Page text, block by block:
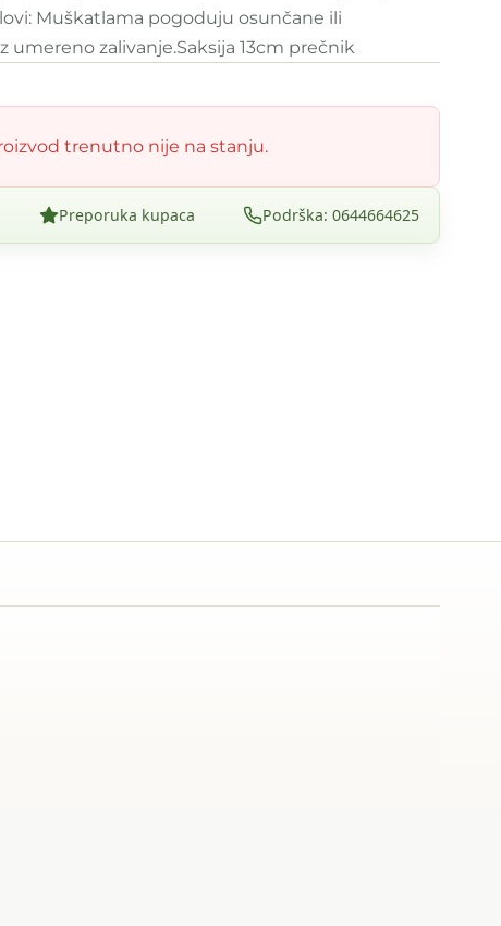
Muškatlama pogoduju osunčane ili
umereno zalivanje.Saksija 13cm prečnik
trenutno nije na stanju.
Preporuka kupaca Podrška: 0644664625